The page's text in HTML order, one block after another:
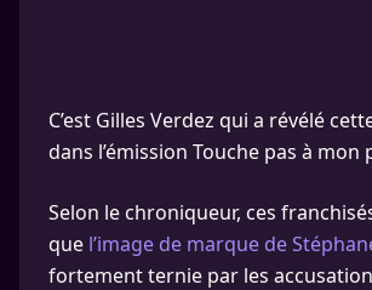
C’est Gilles Verdez qui a révélé
dans l’émission Touche pas à mon
Selon le chroniqueur, ces
que l’image de marque de
fortement ternie par les